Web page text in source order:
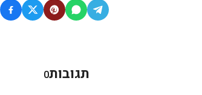
תגובות0